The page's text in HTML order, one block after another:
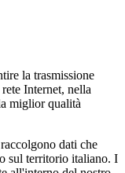
la trasmissione
Internet, nella
miglior qualità
dati che
sul territorio italiano. I